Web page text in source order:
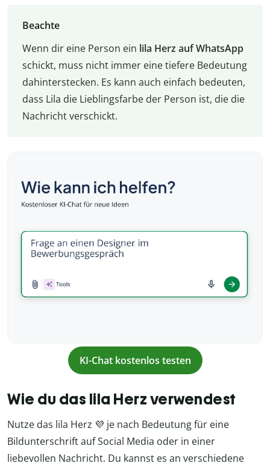
Beachte
Wenn dir eine Person ein lila Herz auf WhatsApp
schickt, muss nicht immer eine tiefere Bedeutung
dahinterstecken. Es kann auch einfach bedeuten,
dass Lila die Lieblingsfarbe der Person ist, die die
Nachricht verschickt.
KI-Chat kostenlos testen
Wie du das lila Herz verwendest
Nutze das lila Herz 💜 je nach Bedeutung für eine
Bildunterschrift auf Social Media oder in einer
liebevollen Nachricht. Du kannst es an verschiedene